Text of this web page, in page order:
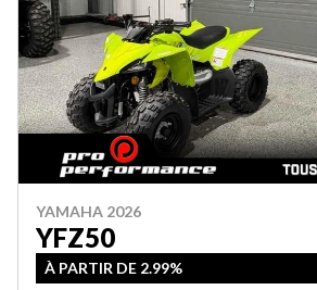
YAMAHA 2026
YFZ50
À PARTIR DE 2.99%